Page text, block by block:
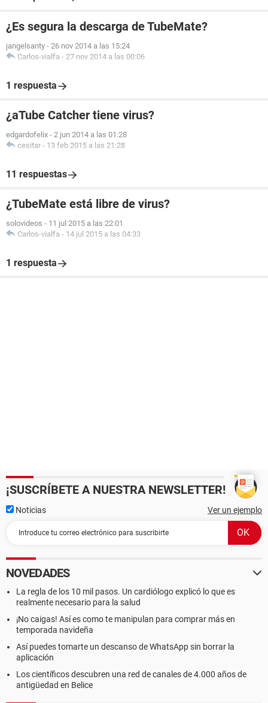
¿Es segura la descarga de TubeMate?
jangelsanty - 26 nov 2014 a las 15:24
Carlos-vialfa - 27 nov 2014 a las 00:06
1 respuesta
¿aTube Catcher tiene virus?
edgardofelix - 2 jun 2014 a las 01:28
cesitar - 13 feb 2015 a las 21:28
11 respuestas
¿TubeMate está libre de virus?
solovideos - 11 jul 2015 a las 22:01
Carlos-vialfa - 14 jul 2015 a las 04:33
1 respuesta
¡SUSCRÍBETE A NUESTRA NEWSLETTER!
Noticias Ver un ejemplo
NOVEDADES
La regla de los 10 mil pasos. Un cardiólogo explicó lo que es
realmente necesario para la salud
¡No caigas! Así es como te manipulan para comprar más en
temporada navideña
Así puedes tomarte un descanso de WhatsApp sin borrar la
aplicación
Los científicos descubren una red de canales de 4.000 años de
antigüedad en Belice